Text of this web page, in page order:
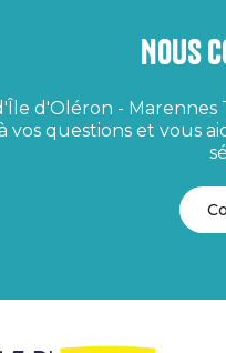
Nous
d'Oléron -
vos questions et vous